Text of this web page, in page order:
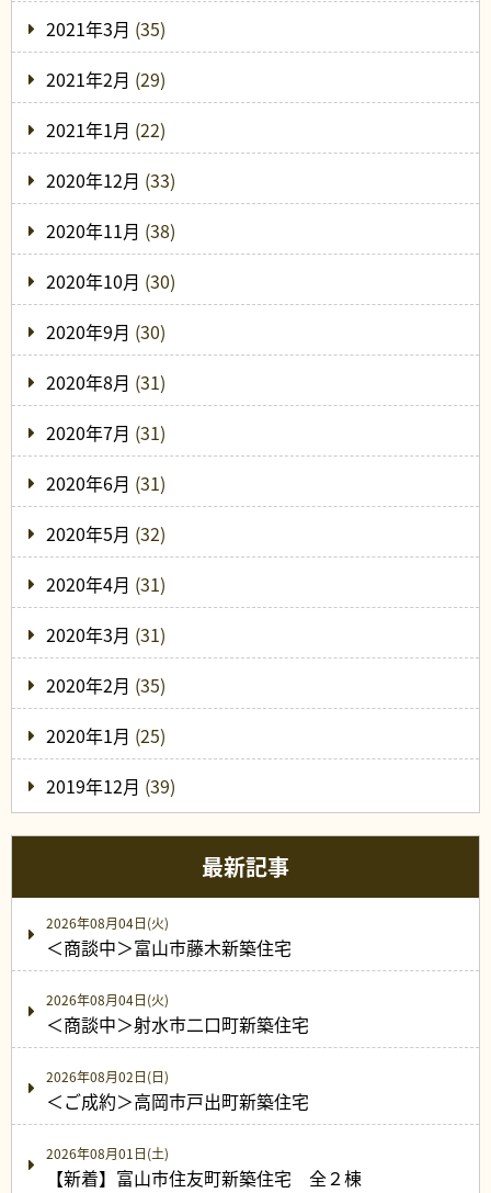
2021年3月 (35)
2021年2月 (29)
2021年1月 (22)
2020年12月 (33)
2020年11月 (38)
2020年10月 (30)
2020年9月 (30)
2020年8月 (31)
2020年7月 (31)
2020年6月 (31)
2020年5月 (32)
2020年4月 (31)
2020年3月 (31)
2020年2月 (35)
2020年1月 (25)
2019年12月 (39)
最新記事
2026年08月04日(火)
＜商談中＞富山市藤木新築住宅
2026年08月04日(火)
＜商談中＞射水市二口町新築住宅
2026年08月02日(日)
＜ご成約＞高岡市戸出町新築住宅
2026年08月01日(土)
【新着】富山市住友町新築住宅 全２棟